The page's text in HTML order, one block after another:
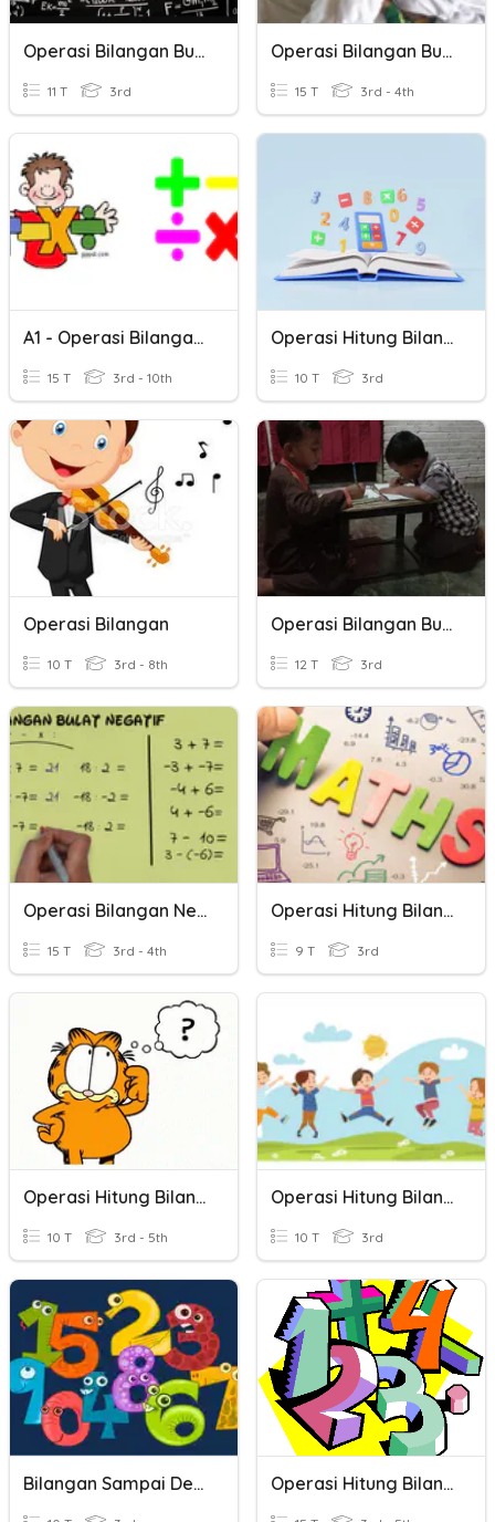
Operasi Bilangan Bulat
11 T 3rd
Operasi Bilangan Bulat
15 T 3rd - 4th
A1 - Operasi Bilangan Bulat
15 T 3rd - 10th
Operasi Hitung Bilangan
10 T 3rd
Operasi Bilangan
10 T 3rd - 8th
Operasi Bilangan Bulat
12 T 3rd
Operasi Bilangan Negatif
15 T 3rd - 4th
Operasi Hitung Bilangan
9 T 3rd
Operasi Hitung Bilangan
10 T 3rd - 5th
Operasi Hitung Bilangan
10 T 3rd
Bilangan Sampai Dengan 10000 Operasi Hitung Bilangan Cacah